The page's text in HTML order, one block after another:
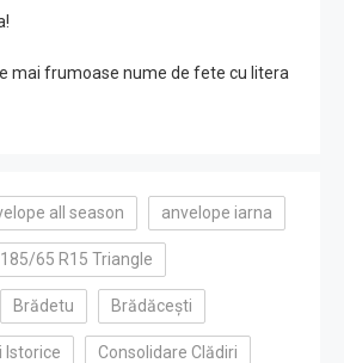
mai frumoase nume de fete cu litera
all season anvelope iarna
65 R15 Triangle
Brădetu Brădăcești
Istorice Consolidare Clădiri